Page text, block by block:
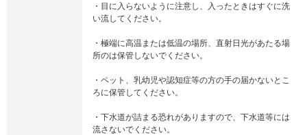
・目に入らないように注意し、入ったときはすぐに洗
い流してください。
・極端に高温または低温の場所、直射日光があたる場
所のは保管しないでください。
・ペット、乳幼児や認知症等の方の手の届かないとこ
ろに保管してください。
・下水道が詰まる恐れがありますので、下水道等には
流さないでください。